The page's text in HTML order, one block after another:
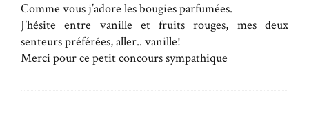
Comme vous j’adore les bougies parfumées.
J’hésite entre vanille et fruits rouges, mes deux
senteurs préférées, aller.. vanille!
Merci pour ce petit concours sympathique